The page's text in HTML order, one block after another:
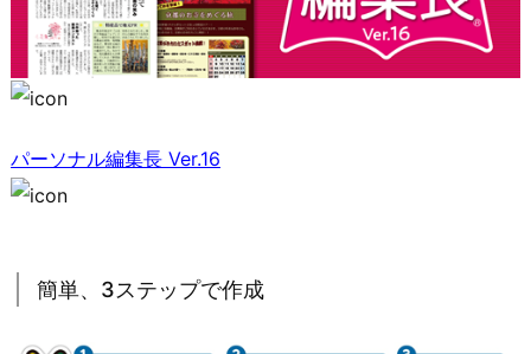
パーソナル編集長 Ver.16
簡単、3ステップで作成